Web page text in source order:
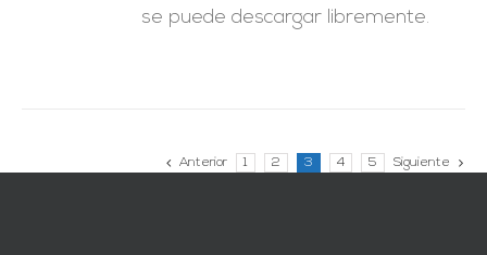
se puede descargar libremente.
Anterior 1 2 3 4 5 Siguiente